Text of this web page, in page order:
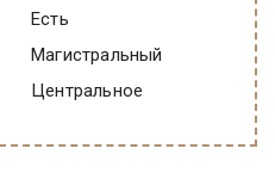
есть
Магистральный
Центральное